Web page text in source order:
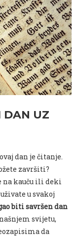
DAN UZ
dan je čitanje.
završiti?
na kauču ili deki
u svakoj
biti savršen dan
svijetu,
da